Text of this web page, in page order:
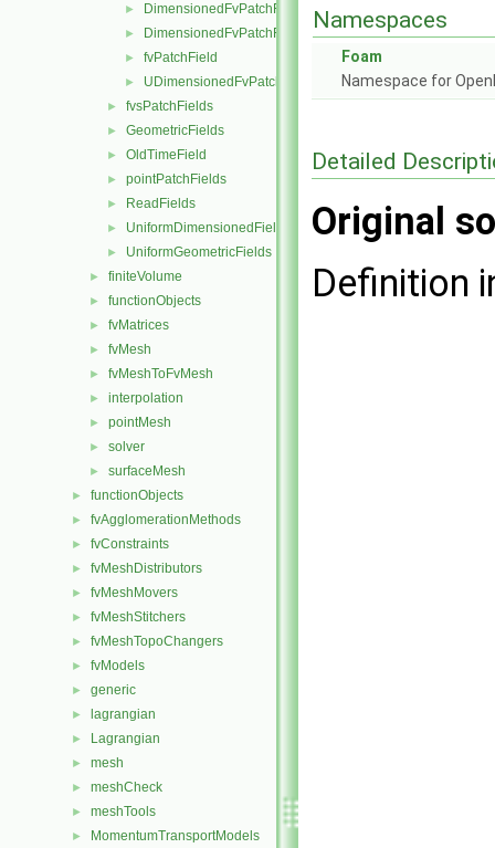
► DimensionedFvPatchFieldFunctions
► DimensionedFvPatchFields
► fvPatchField
► UDimensionedFvPatchFields
► fvsPatchFields
► GeometricFields
► OldTimeField
► pointPatchFields
► ReadFields
► UniformDimensionedFields
► UniformGeometricFields
► finiteVolume
► functionObjects
► fvMatrices
► fvMesh
► fvMeshToFvMesh
► interpolation
► pointMesh
► solver
► surfaceMesh
► functionObjects
► fvAgglomerationMethods
► fvConstraints
► fvMeshDistributors
► fvMeshMovers
► fvMeshStitchers
► fvMeshTopoChangers
► fvModels
► generic
► lagrangian
► Lagrangian
► mesh
► meshCheck
► meshTools
► MomentumTransportModels
Namespaces
Foam
Namespace for
Detailed
Original
Definition